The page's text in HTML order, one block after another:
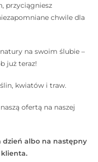
przyciągniesz
chwile dla
na swoim ślubie –
już teraz!
kwiatów i traw.
ofertą na naszej
dzień albo na następny